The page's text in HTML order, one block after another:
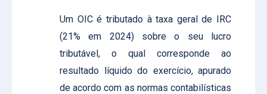
Um OIC é tributado à taxa geral de IRC
(21% em 2024) sobre o seu lucro
tributável, o qual corresponde ao
resultado líquido do exercício, apurado
de acordo com as normas contabilísticas